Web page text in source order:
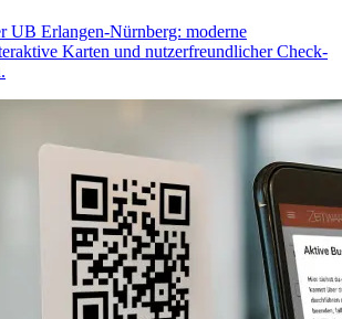
UB Erlangen-Nürnberg: moderne
Karten und nutzerfreundlicher Check-